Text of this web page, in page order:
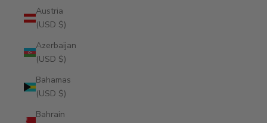
Austria
(USD $)
Azerbaijan
(USD $)
Bahamas
(USD $)
Bahrain